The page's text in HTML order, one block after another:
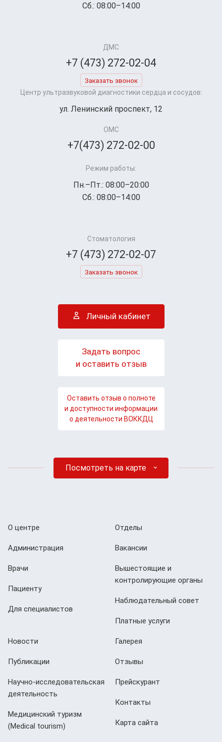
Сб.: 08:00–14:00
ДМС
+7 (473) 272-02-04
Заказать звонок
Центр ультразвуковой диагностики сердца и сосудов:
ул. Ленинский проспект, 12
ОМС
+7(473) 272-02-00
Режим работы:
Пн.–Пт.: 08:00–20:00
Сб.: 08:00–14:00
Стоматология
+7 (473) 272-02-07
Заказать звонок
Личный кабинет
Задать вопрос
и оставить отзыв
Оставить отзыв о полноте
и доступности информации
о деятельности ВОККДЦ
Посмотреть на карте
О центре
Администрация
Врачи
Пациенту
Для специалистов
Отделы
Вакансии
Вышестоящие и
контролирующие органы
Наблюдательный совет
Платные услуги
Новости
Публикации
Научно-исследовательская
деятельность
Медицинский туризм
(Мedical tourism)
Галерея
Отзывы
Прейскурант
Контакты
Карта сайта